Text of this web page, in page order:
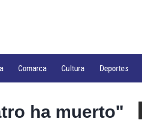
Comarca Cultura Deportes
ha muerto"